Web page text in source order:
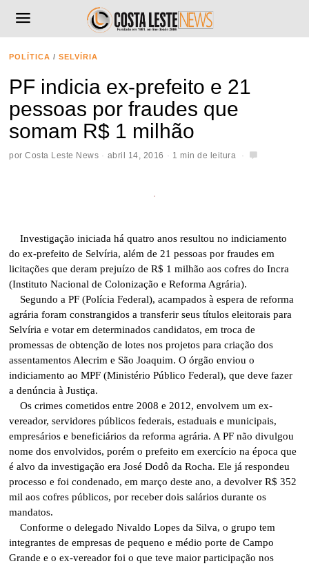
POLÍTICA / SELVÍRIA
PF indicia ex-prefeito e 21
pessoas por fraudes que
somam R$ 1 milhão
porCosta Leste News abril 14, 2016 1 min de leitura
Investigação iniciada há quatro anos resultou no indiciamento
do ex-prefeito de Selvíria, além de 21 pessoas por fraudes em
licitações que deram prejuízo de R$ 1 milhão aos cofres do Incra
(Instituto Nacional de Colonização e Reforma Agrária).
Segundo a PF (Polícia Federal), acampados à espera de reforma
agrária foram constrangidos a transferir seus títulos eleitorais para
Selvíria e votar em determinados candidatos, em troca de
promessas de obtenção de lotes nos projetos para criação dos
assentamentos Alecrim e São Joaquim. O órgão enviou o
indiciamento ao MPF (Ministério Público Federal), que deve fazer
a denúncia à Justiça.
Os crimes cometidos entre 2008 e 2012, envolvem um ex-
vereador, servidores públicos federais, estaduais e municipais,
empresários e beneficiários da reforma agrária. A PF não divulgou
nome dos envolvidos, porém o prefeito em exercício na época que
é alvo da investigação era José Dodô da Rocha. Ele já respondeu
processo e foi condenado, em março deste ano, a devolver R$ 352
mil aos cofres públicos, por receber dois salários durante os
mandatos.
Conforme o delegado Nivaldo Lopes da Silva, o grupo tem
integrantes de empresas de pequeno e médio porte de Campo
Grande e o ex-vereador foi o que teve maior participação nos